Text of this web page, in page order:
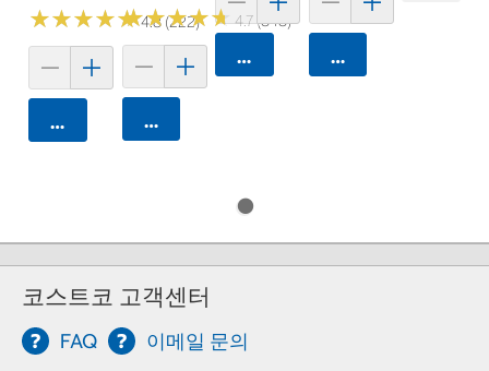
★★★★★
★★★★★4.8 (222)
카트에 담기
★★★★★
★★★★★4.7 (848)
카트에 담기
카트에 담기 카트에 담기
코스트코 고객센터
FAQ 이메일 문의